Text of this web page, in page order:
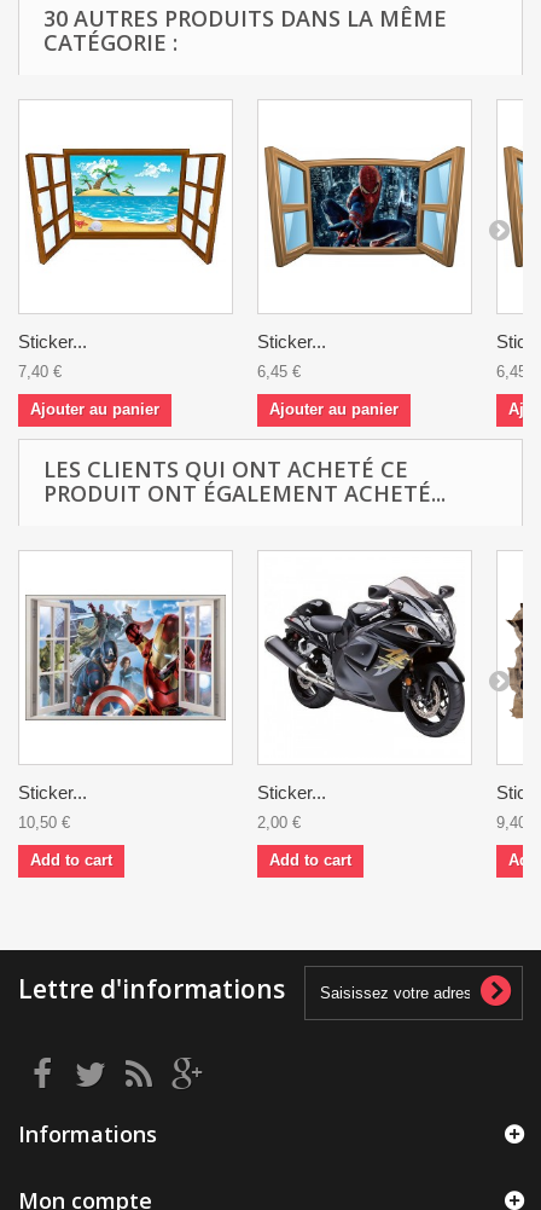
30 AUTRES PRODUITS DANS LA MÊME
CATÉGORIE :
Sticker...
7,40 €
Ajouter au panier
Sticker...
6,45 €
Ajouter au panier
6,45 €
LES CLIENTS QUI ONT ACHETÉ CE
PRODUIT ONT ÉGALEMENT ACHETÉ...
Sticker...
10,50 €
Add to cart
Sticker...
2,00 €
Add to cart
9,40 €
Lettre d'informations
Informations
Mon compte